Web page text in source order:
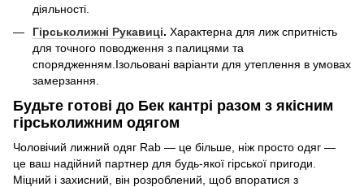
діяльності.
Гірськолижні Рукавиці. Характерна для лиж спритність
для точного поводження з палицями та
спорядженням.Ізольовані варіанти для утеплення в умовах
замерзання.
Будьте готові до Бек кантрі разом з якісним
гірськолижним одягом
Чоловічий лижний одяг Rab — це більше, ніж просто одяг —
це ваш надійний партнер для будь-якої гірської пригоди.
Міцний і захисний, він розроблений, щоб впоратися з